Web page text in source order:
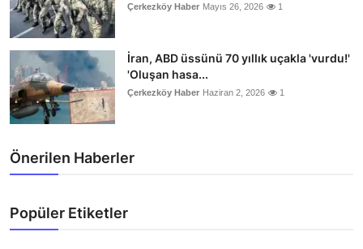
Çerkezköy Haber Mayıs 26, 2026 1
İran, ABD üssünü 70 yıllık uçakla 'vurdu!'
'Oluşan hasa...
Çerkezköy Haber Haziran 2, 2026 1
Önerilen Haberler
Popüler Etiketler